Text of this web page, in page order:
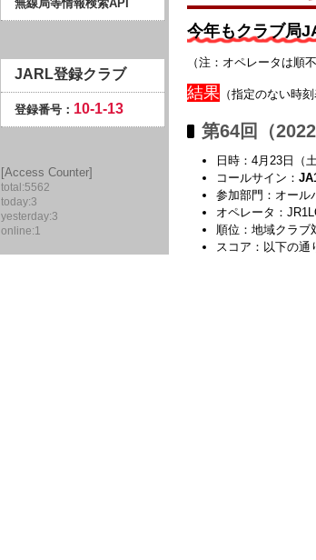
今年もクラブ局
（注：オペレータは順
結果 （指定のない時
第64回（
日時：4月23日（
コールサイン：
参加部門：オール
オペレータ：
順位：地域クラ
スコア：以下の通
無線局等情報検索API
JARL登録クラブ
登録番号： 10-1-13
[Access Counter]
total:5562
today:3
yesterday:3
online:1